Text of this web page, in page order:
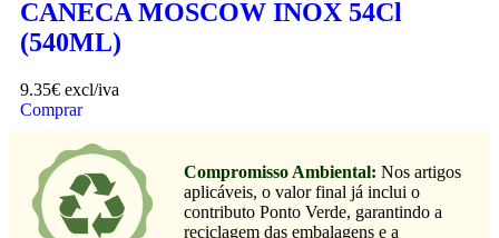
CANECA MOSCOW INOX 54Cl
(540ML)
9.35€ excl/iva
Comprar
Compromisso Ambiental: Nos artigos
aplicáveis, o valor final já inclui o
contributo Ponto Verde, garantindo a
reciclagem das embalagens e a